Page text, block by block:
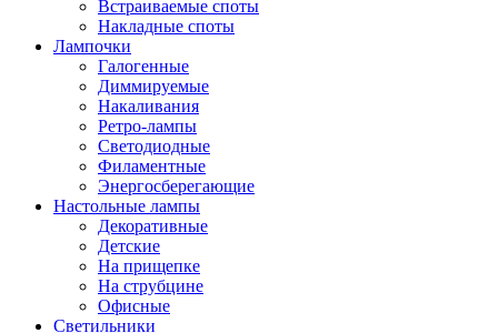
Встраиваемые споты
Накладные споты
Лампочки
Галогенные
Диммируемые
Накаливания
Ретро-лампы
Светодиодные
Филаментные
Энергосберегающие
Настольные лампы
Декоративные
Детские
На прищепке
На струбцине
Офисные
Светильники